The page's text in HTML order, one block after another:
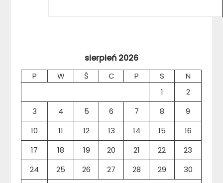
sierpień 2026
P W Ś C P S
N
1
2
3
4 5 6 7 8
9
10
11 12 13 14 15
16
17
18 19 20 21 22
23
24
25 26 27 28 29
30